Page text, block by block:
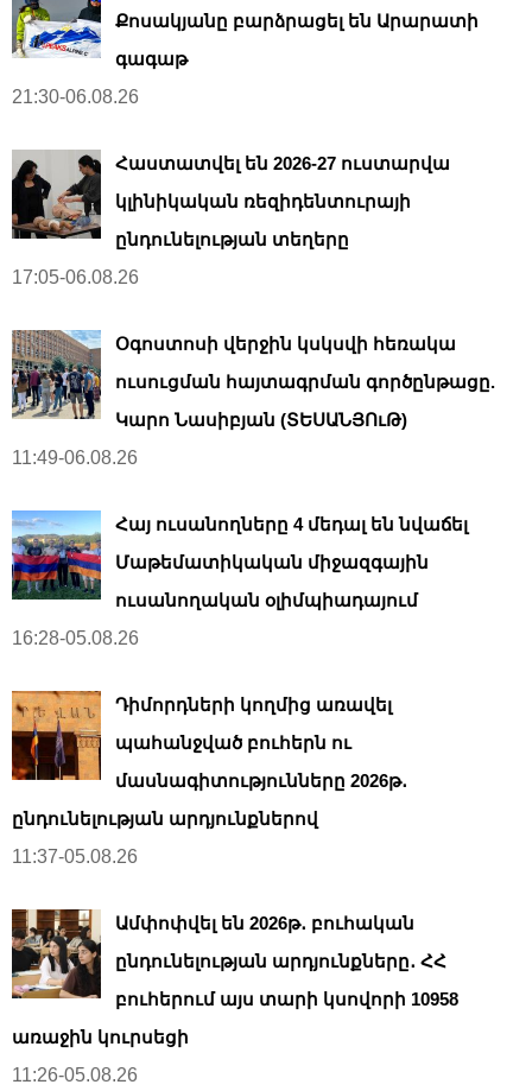
Քոսակյանը բարձրացել են Արարատի
գագաթ
21:30-06.08.26
Հաստատվել են 2026-27 ուստարվա
կլինիկական ռեզիդենտուրայի
ընդունելության տեղերը
17:05-06.08.26
Օգոստոսի վերջին կսկսվի հեռակա
ուսուցման հայտագրման գործընթացը.
Կարո Նասիբյան (ՏԵՍԱՆՅՈւԹ)
11:49-06.08.26
Հայ ուսանողները 4 մեդալ են նվաճել
Մաթեմատիկական միջազգային
ուսանողական օլիմպիադայում
16:28-05.08.26
Դիմորդների կողմից առավել
պահանջված բուհերն ու
մասնագիտությունները 2026թ․
ընդունելության արդյունքներով
11:37-05.08.26
Ամփոփվել են 2026թ․ բուհական
ընդունելության արդյունքները․ ՀՀ
բուհերում այս տարի կսովորի 10958
առաջին կուրսեցի
11:26-05.08.26